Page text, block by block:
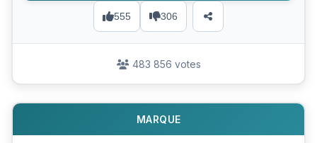
555 306
483 856 votes
MARQUE